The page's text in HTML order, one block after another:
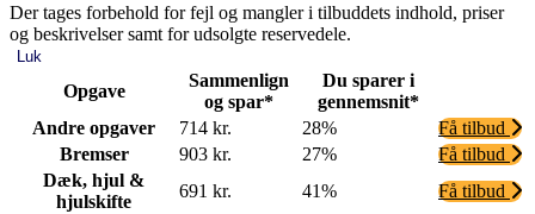
Der tages forbehold for fejl og mangler i tilbuddets indhold, priser
og beskrivelser samt for udsolgte reservedele.
Luk
Opgave
Sammenlign
og spar*
Du sparer i
gennemsnit*
Andre opgaver
714 kr. 28%
Få tilbud
Bremser
903 kr. 27%
Få tilbud
Dæk, hjul &
hjulskifte
691 kr. 41%
Få tilbud